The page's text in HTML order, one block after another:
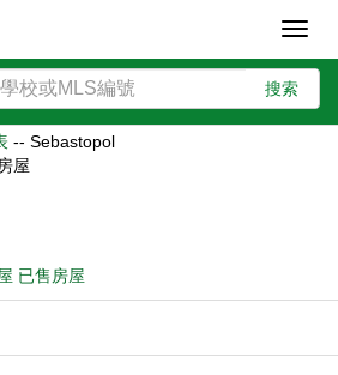
搜索
-- Sebastopol
屋
已售房屋